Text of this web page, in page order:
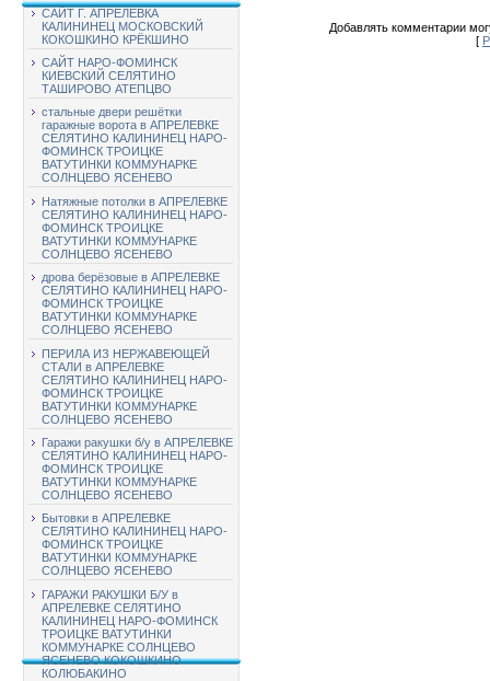
САЙТ Г. АПРЕЛЕВКА
КАЛИНИНЕЦ МОСКОВСКИЙ
КОКОШКИНО КРЁКШИНО
САЙТ НАРО-ФОМИНСК
КИЕВСКИЙ СЕЛЯТИНО
ТАШИРОВО АТЕПЦВО
стальные двери решётки
гаражные ворота в АПРЕЛЕВКЕ
СЕЛЯТИНО КАЛИНИНЕЦ НАРО-
ФОМИНСК ТРОИЦКЕ
ВАТУТИНКИ КОММУНАРКЕ
СОЛНЦЕВО ЯСЕНЕВО
Натяжные потолки в АПРЕЛЕВКЕ
СЕЛЯТИНО КАЛИНИНЕЦ НАРО-
ФОМИНСК ТРОИЦКЕ
ВАТУТИНКИ КОММУНАРКЕ
СОЛНЦЕВО ЯСЕНЕВО
дрова берёзовые в АПРЕЛЕВКЕ
СЕЛЯТИНО КАЛИНИНЕЦ НАРО-
ФОМИНСК ТРОИЦКЕ
ВАТУТИНКИ КОММУНАРКЕ
СОЛНЦЕВО ЯСЕНЕВО
ПЕРИЛА ИЗ НЕРЖАВЕЮЩЕЙ
СТАЛИ в АПРЕЛЕВКЕ
СЕЛЯТИНО КАЛИНИНЕЦ НАРО-
ФОМИНСК ТРОИЦКЕ
ВАТУТИНКИ КОММУНАРКЕ
СОЛНЦЕВО ЯСЕНЕВО
Гаражи ракушки б/у в АПРЕЛЕВКЕ
СЕЛЯТИНО КАЛИНИНЕЦ НАРО-
ФОМИНСК ТРОИЦКЕ
ВАТУТИНКИ КОММУНАРКЕ
СОЛНЦЕВО ЯСЕНЕВО
Бытовки в АПРЕЛЕВКЕ
СЕЛЯТИНО КАЛИНИНЕЦ НАРО-
ФОМИНСК ТРОИЦКЕ
ВАТУТИНКИ КОММУНАРКЕ
СОЛНЦЕВО ЯСЕНЕВО
ГАРАЖИ РАКУШКИ Б/У в
АПРЕЛЕВКЕ СЕЛЯТИНО
КАЛИНИНЕЦ НАРО-ФОМИНСК
ТРОИЦКЕ ВАТУТИНКИ
КОММУНАРКЕ СОЛНЦЕВО
ЯСЕНЕВО КОКОШКИНО
КОЛЮБАКИНО
Добавлять комментарии
[